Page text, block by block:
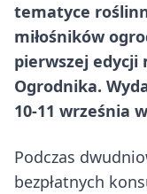
tematyce
miłośników
pierwszej edycji
Ogrodnika.
10-11 września
Podczas
bezpłatnych